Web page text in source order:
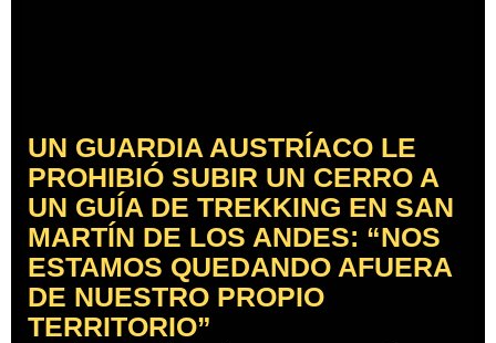
UN GUARDIA AUSTRÍACO LE
PROHIBIÓ SUBIR UN CERRO A
UN GUÍA DE TREKKING EN SAN
MARTÍN DE LOS ANDES: “NOS
ESTAMOS QUEDANDO AFUERA
DE NUESTRO PROPIO
TERRITORIO”